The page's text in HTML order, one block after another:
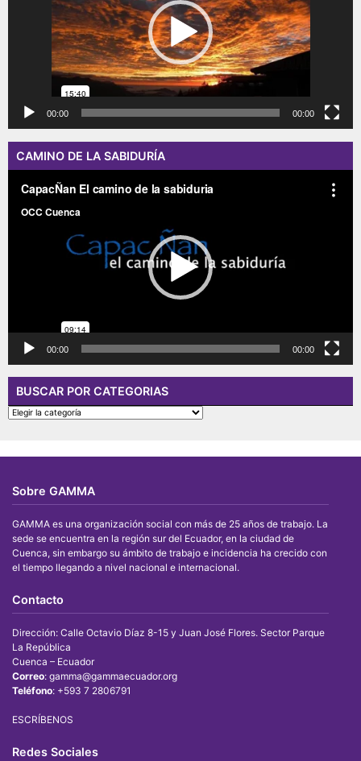
00:00 00:00
CAMINO DE LA SABIDURÍA
00:00 00:00
BUSCAR POR CATEGORIAS
BUSCAR
Sobre GAMMA
GAMMA es una organización social con más de 25 años de trabajo. La
sede se encuentra en la región sur del Ecuador, en la ciudad de
Cuenca, sin embargo su ámbito de trabajo e incidencia ha crecido con
el tiempo llegando a nivel nacional e internacional.
Contacto
Dirección: Calle Octavio Díaz 8-15 y Juan José Flores. Sector Parque
La República
Cuenca – Ecuador
Correo: gamma@gammaecuador.org
Teléfono: +593 7 2806791
ESCRÍBENOS
Redes Sociales